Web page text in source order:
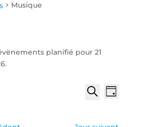
Musique
planifié pour 21
de
Jour